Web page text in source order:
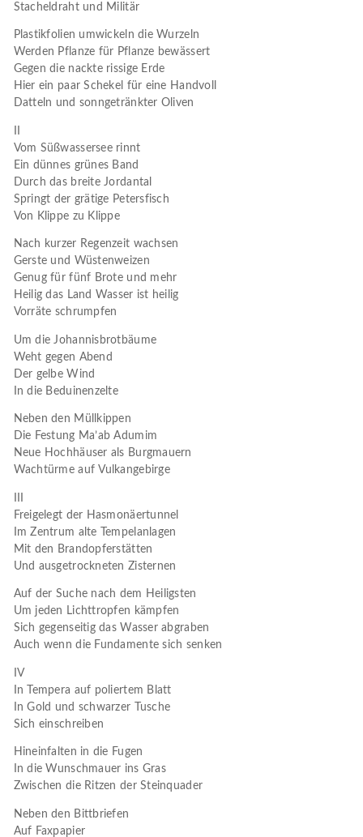
Stacheldraht und Militär
Plastikfolien umwickeln die Wurzeln
Werden Pflanze für Pflanze bewässert
Gegen die nackte rissige Erde
Hier ein paar Schekel für eine Handvoll
Datteln und sonngetränkter Oliven
Vom Süßwassersee rinnt
Ein dünnes grünes Band
Durch das breite Jordantal
Springt der grätige Petersfisch
Von Klippe zu Klippe
Nach kurzer Regenzeit wachsen
Gerste und Wüstenweizen
Genug für fünf Brote und mehr
Heilig das Land Wasser ist heilig
Vorräte schrumpfen
Um die Johannisbrotbäume
Weht gegen Abend
Der gelbe Wind
In die Beduinenzelte
Neben den Müllkippen
Die Festung Ma’ab Adumim
Neue Hochhäuser als Burgmauern
Wachtürme auf Vulkangebirge
Freigelegt der Hasmonäertunnel
Im Zentrum alte Tempelanlagen
Mit den Brandopferstätten
Und ausgetrockneten Zisternen
Auf der Suche nach dem Heiligsten
Um jeden Lichttropfen kämpfen
Sich gegenseitig das Wasser abgraben
Auch wenn die Fundamente sich senken
IV
In Tempera auf poliertem Blatt
In Gold und schwarzer Tusche
Sich einschreiben
Hineinfalten in die Fugen
In die Wunschmauer ins Gras
Zwischen die Ritzen der Steinquader
Neben den Bittbriefen
Auf Faxpapier